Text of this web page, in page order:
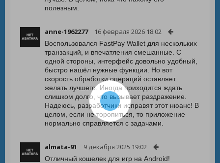
полезным.
anne-1962277 16 февраля 2026 18:02
Воспользовался FastPay Wallet для нескольких
транзакций, и впечатления смешанные. С
одной стороны, интерфейс довольно удобный,
быстро нашёл нужные функции. Но вот
скорость обработки операций оставляет
желать лучшего. Иногда приходится ждать
слишком долго, что вызывает раздражение.
Надеюсь, разработчики исправят этот нюанс! В
целом, если не торопиться, то приложение
нормально справляется с задачами.
almata-91 9 декабря 2025 19:02
Отличный кошелек для игр на Android!